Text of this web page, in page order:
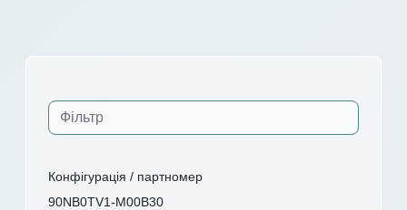
Конфігурація / партномер
90NB0TV1-M00B30